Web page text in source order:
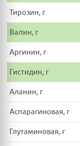
Тирозин, г
Валин, г
Аргинин, г
Гистидин, г
Аланин, г
Аспарагиновая, г
Глутаминовая, г